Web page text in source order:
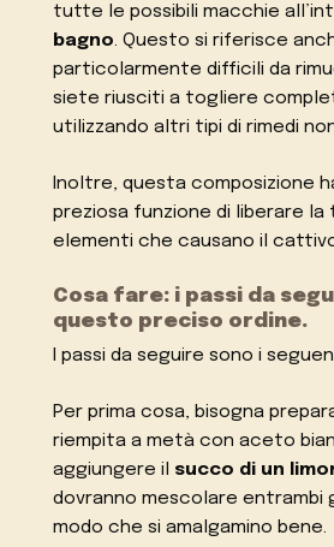
tutte le possibili macchie
bagno. Questo si riferisce
particolarmente difficili da
siete riusciti a togliere
utilizzando altri tipi di rimedi
Inoltre, questa composizione
preziosa funzione di liberare
elementi che causano il
Cosa fare: i passi da
questo preciso ordine.
I passi da seguire sono i
Per prima cosa, bisogna
riempita a metà con aceto
aggiungere il succo di un
dovranno mescolare entrambi
modo che si amalgamino bene.